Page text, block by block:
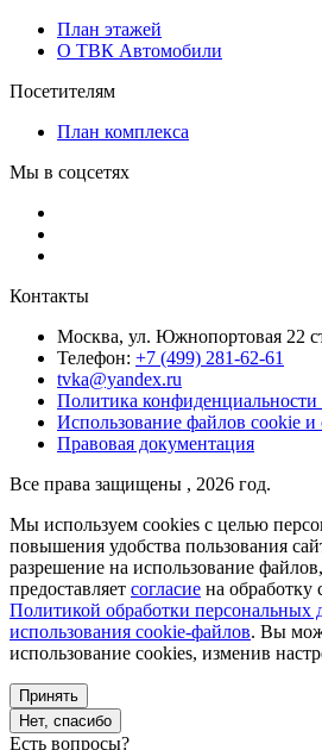
План этажей
О ТВК Автомобили
Посетителям
План комплекса
Мы в соцсетях
Контакты
Москва, ул. Южнопортовая 22
Телефон: +7 (499) 281-62-61
tvka@yandex.ru
Политика
Использование файлов cookie и
Правовая документация
Все права защищены , 2026 год.
Мы используем cookies с целью
повышения удобства пользования
разрешение на использование
предоставляет согласие на обработку
Политикой обработки персональных
использования cookie-файлов. Вы
использование cookies, изменив
Принять
Нет, спасибо
Есть вопросы?